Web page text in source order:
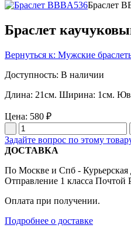
Браслет
Браслет
Вернуться к: Мужские
Доступность: В наличии
Длина: 21см. Ширина: 1см.
Цена: 580 ₽
Задайте вопрос по этому
ДОСТАВКА
По Москве и Спб - Курьерская
Отправление 1 класса Почтой
Оплата при получении.
Подробнее о доставке